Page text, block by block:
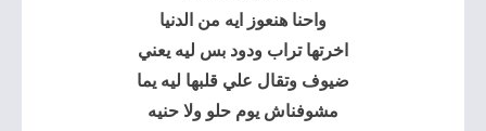
واحنا هنعوز ايه من الدنيا
اخرتها تراب ودود بس ليه يعني
ضيوف وتقال علي قلبها ليه يما
مشوفناش يوم حلو ولا حنيه